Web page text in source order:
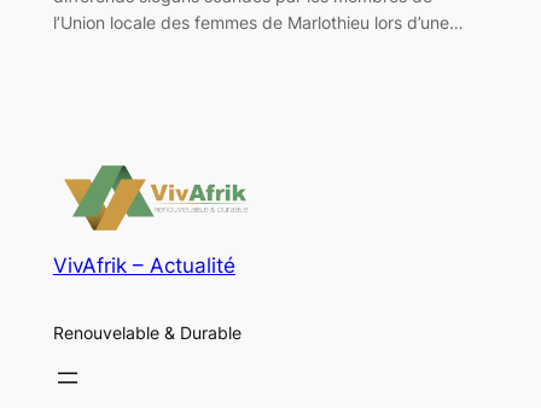
l’Union locale des femmes de Marlothieu lors d’une…
VivAfrik – Actualité
Renouvelable & Durable